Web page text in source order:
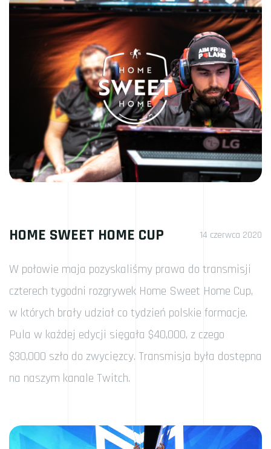
HOME SWEET HOME CUP 14 czerwca 2020
W połowie maja pozyskaliśmy prawa do transmisji
czterech tygodni rozgrywek Home Sweet Home Cup,
w których brały udział co tydzień polskie formacje.
Pula w każdej edycji sięgała $40,000, z czego
$30,000 szło do zwycięzcy. Transmisja była dostępna
na naszym kanale Twitch.